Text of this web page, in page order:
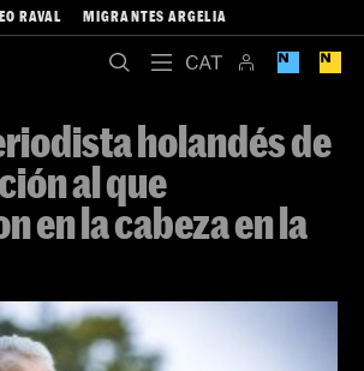
RAVAL MIGRANTES ARGELIA
holandés de
al que
en la cabeza en la